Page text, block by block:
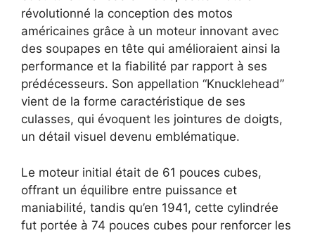
révolutionné la conception des motos
américaines grâce à un moteur innovant avec
des soupapes en tête qui amélioraient ainsi la
performance et la fiabilité par rapport à ses
prédécesseurs. Son appellation “Knucklehead”
vient de la forme caractéristique de ses
culasses, qui évoquent les jointures de doigts,
un détail visuel devenu emblématique.
Le moteur initial était de 61 pouces cubes,
offrant un équilibre entre puissance et
maniabilité, tandis qu’en 1941, cette cylindrée
fut portée à 74 pouces cubes pour renforcer les